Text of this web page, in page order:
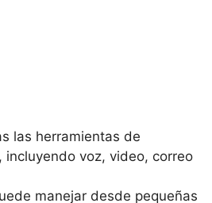
las herramientas de
voz, video, correo
manejar desde pequeñas